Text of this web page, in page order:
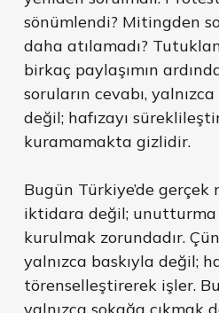
sönümlendi? Mitingden
daha atılamadı?
birkaç paylaşımın
soruların cevabı,
değil; hafızayı
kuramamakta gizlidir.
Bugün Türkiye’de gerçek
iktidara değil; unutturma
kurulmak zorundadır.
yalnızca baskıyla değil;
törenselleştirerek işler.